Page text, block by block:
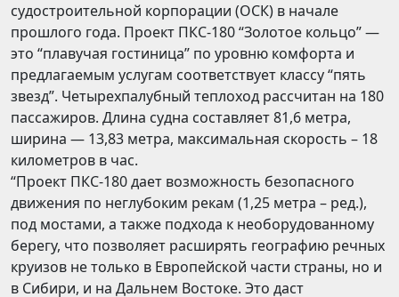
судостроительной корпорации (ОСК) в начале
прошлого года. Проект ПКС-180 “Золотое кольцо” —
это “плавучая гостиница” по уровню комфорта и
предлагаемым услугам соответствует классу “пять
звезд”. Четырехпалубный теплоход рассчитан на 180
пассажиров. Длина судна составляет 81,6 метра,
ширина — 13,83 метра, максимальная скорость – 18
километров в час.
“Проект ПКС-180 дает возможность безопасного
движения по неглубоким рекам (1,25 метра – ред.),
под мостами, а также подхода к необорудованному
берегу, что позволяет расширять географию речных
круизов не только в Европейской части страны, но и
в Сибири, и на Дальнем Востоке. Это даст